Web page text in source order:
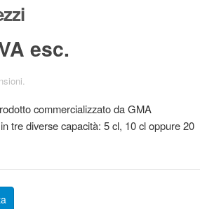
esc.
commercializzato da GMA
tre diverse capacità: 5 cl, 10 cl oppure 20